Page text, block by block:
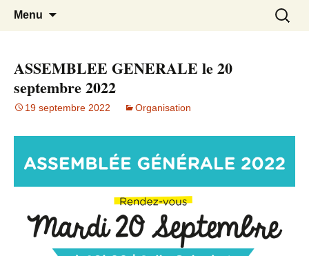
APE du Rouret
Association des parents d'élèves des
écoles maternelle et élémentaire du
Menu
ASSEMBLEE GENERALE le 20
septembre 2022
19 septembre 2022 Organisation